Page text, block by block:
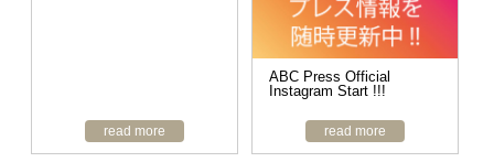
read more
ABC Press Official
Instagram Start !!!
read more